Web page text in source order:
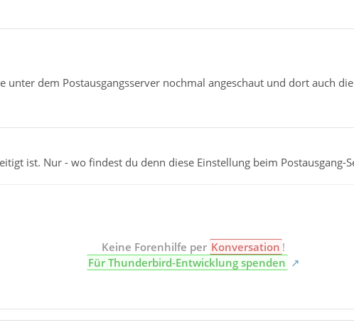
unter dem Postausgangsserver nochmal angeschaut und dort auch
ist. Nur - wo findest du denn diese Einstellung beim Postausgang-
Keine Forenhilfe per Konversation !
Für Thunderbird-Entwicklung spenden